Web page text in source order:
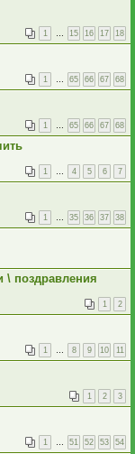
1 … 15 16 17 18
1 … 65 66 67 68
1 … 65 66 67 68
1 … 4 5 6 7
1 … 35 36 37 38
\ поздравления
1 2
1 … 8 9 10 11
1 2 3
1 … 51 52 53 54